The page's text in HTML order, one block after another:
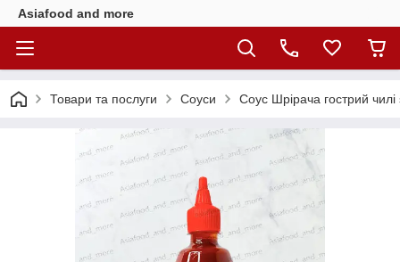
Asiafood and more
Товари та послуги Соуси Соус Шрірача гострий